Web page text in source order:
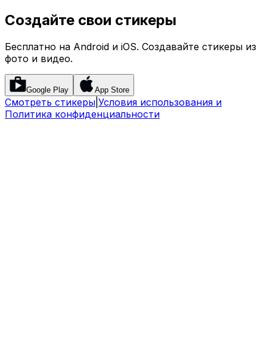
Создайте свои стикеры
Бесплатно на Android и iOS. Создавайте стикеры из
фото и видео.
Google Play App Store
Смотреть стикеры Условия использования и
Политика конфиденциальности